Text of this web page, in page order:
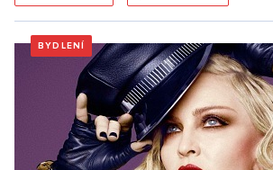
BYDLENÍ